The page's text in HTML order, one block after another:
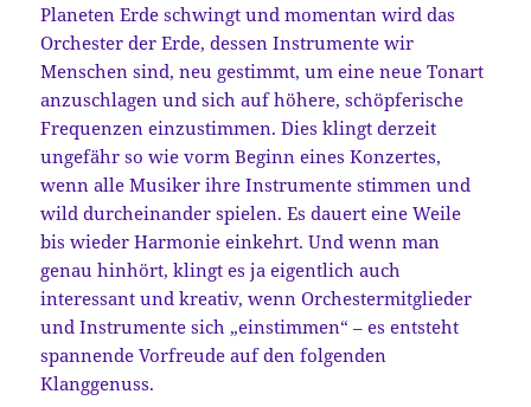
Planeten Erde schwingt und momentan wird das
Orchester der Erde, dessen Instrumente wir
Menschen sind, neu gestimmt, um eine neue Tonart
anzuschlagen und sich auf höhere, schöpferische
Frequenzen einzustimmen. Dies klingt derzeit
ungefähr so wie vorm Beginn eines Konzertes,
wenn alle Musiker ihre Instrumente stimmen und
wild durcheinander spielen. Es dauert eine Weile
bis wieder Harmonie einkehrt. Und wenn man
genau hinhört, klingt es ja eigentlich auch
interessant und kreativ, wenn Orchestermitglieder
und Instrumente sich „einstimmen“ – es entsteht
spannende Vorfreude auf den folgenden
Klanggenuss.